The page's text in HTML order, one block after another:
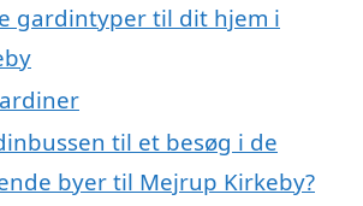
gardintyper til dit hjem i
til et besøg i de
byer til Mejrup Kirkeby?